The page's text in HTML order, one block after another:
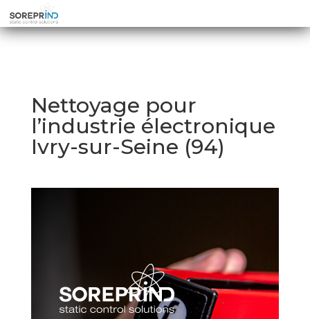
Nettoyage pour
l’industrie électronique
Ivry-sur-Seine (94)